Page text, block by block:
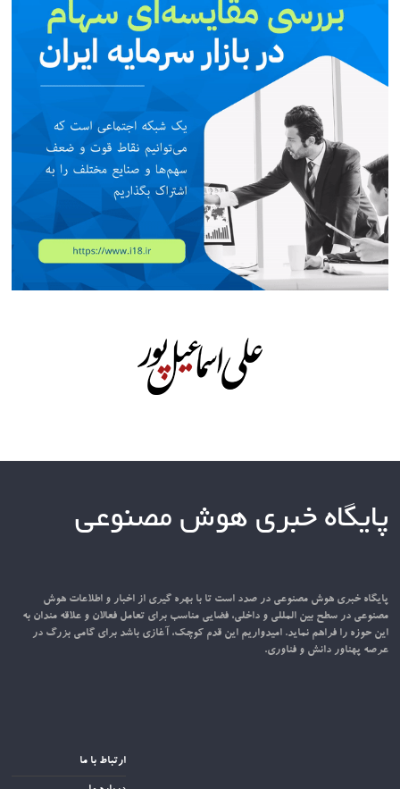
پایگاه خبری هوش مصنوعی
پایگاه خبری هوش مصنوعی در صدد است تا با بهره گیری از اخبار و اطلاعات هوش
مصنوعی در سطح بین المللی و داخلی، فضایی مناسب برای تعامل فعالان و علاقه مندان به
این حوزه را فراهم نماید. امیدواریم این قدم کوچک، آغازی باشد برای گامی بزرگ در
عرصه پهناور دانش و فناوری.
ارتباط با ما